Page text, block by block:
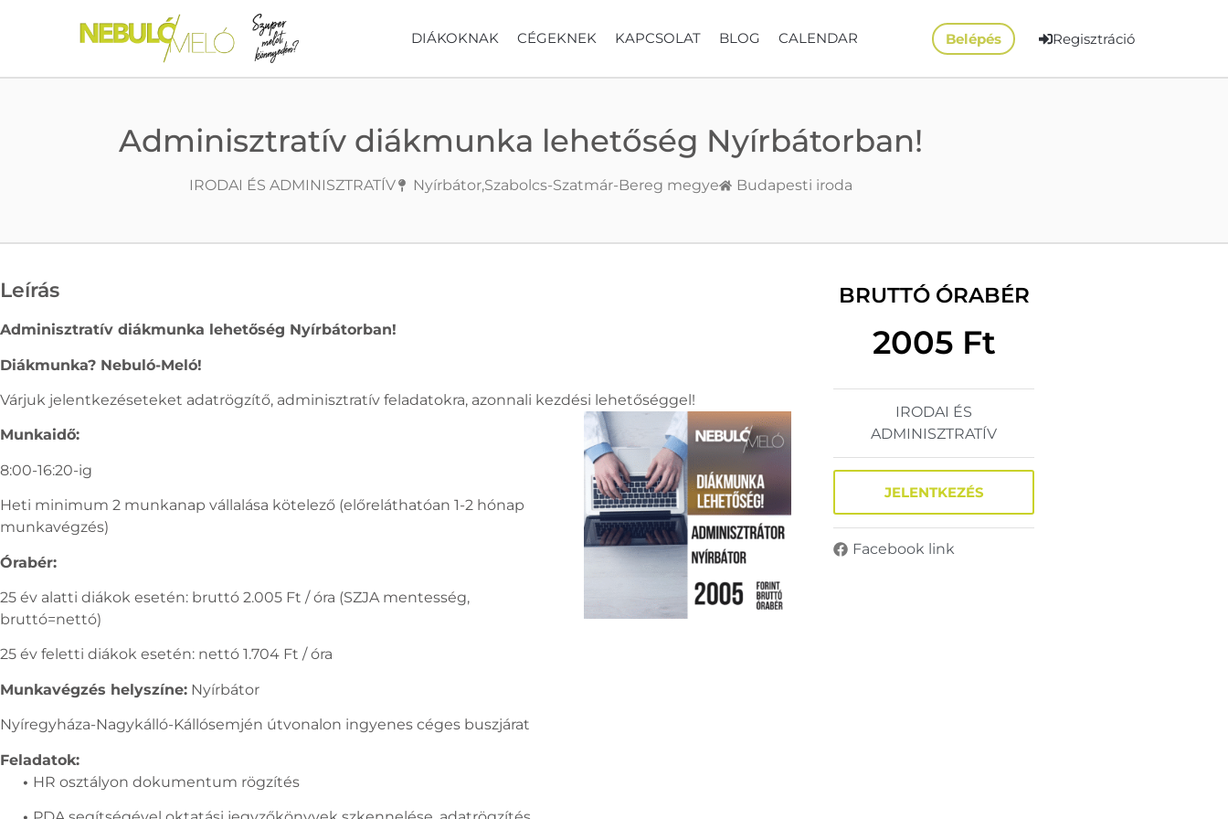
DIÁKOKNAK CÉGEKNEK KAPCSOLAT BLOG CALENDAR Belépés Regisztráció
Adminisztratív diákmunka lehetőség Nyírbátorban!
IRODAI ÉS ADMINISZTRATÍV Nyírbátor,Szabolcs-Szatmár-Bereg megye Budapesti iroda
Leírás
Adminisztratív diákmunka lehetőség Nyírbátorban!
Diákmunka? Nebuló-Meló!
Várjuk jelentkezéseteket adatrögzítő, adminisztratív feladatokra, azonnali kezdési lehetőséggel!
Munkaidő:
8:00-16:20-ig
Heti minimum 2 munkanap vállalása kötelező (előreláthatóan 1-2 hónap
munkavégzés)
Órabér:
25 év alatti diákok esetén: bruttó 2.005 Ft / óra (SZJA mentesség,
bruttó=nettó)
25 év feletti diákok esetén: nettó 1.704 Ft / óra
Munkavégzés helyszíne: Nyírbátor
Nyíregyháza-Nagykálló-Kállósemjén útvonalon ingyenes céges buszjárat
Feladatok:
• HR osztályon dokumentum rögzítés
BRUTTÓ ÓRABÉR
2005 Ft
IRODAI ÉS
ADMINISZTRATÍV
JELENTKEZÉS
Facebook link